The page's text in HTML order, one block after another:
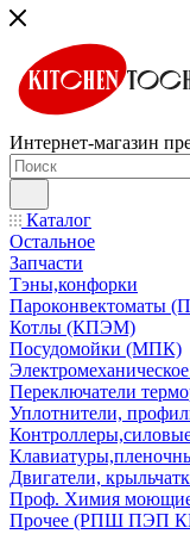
Интернет-магазин
Каталог
Остальное
Запчасти
Тэны,конфорки
Пароконвектоматы
Котлы (КПЭМ)
Посудомойки (МПК)
Переключатели
Уплотнители,
Двигатели,
Проф. Химия моющие
Прочее (РПШ ПЭП